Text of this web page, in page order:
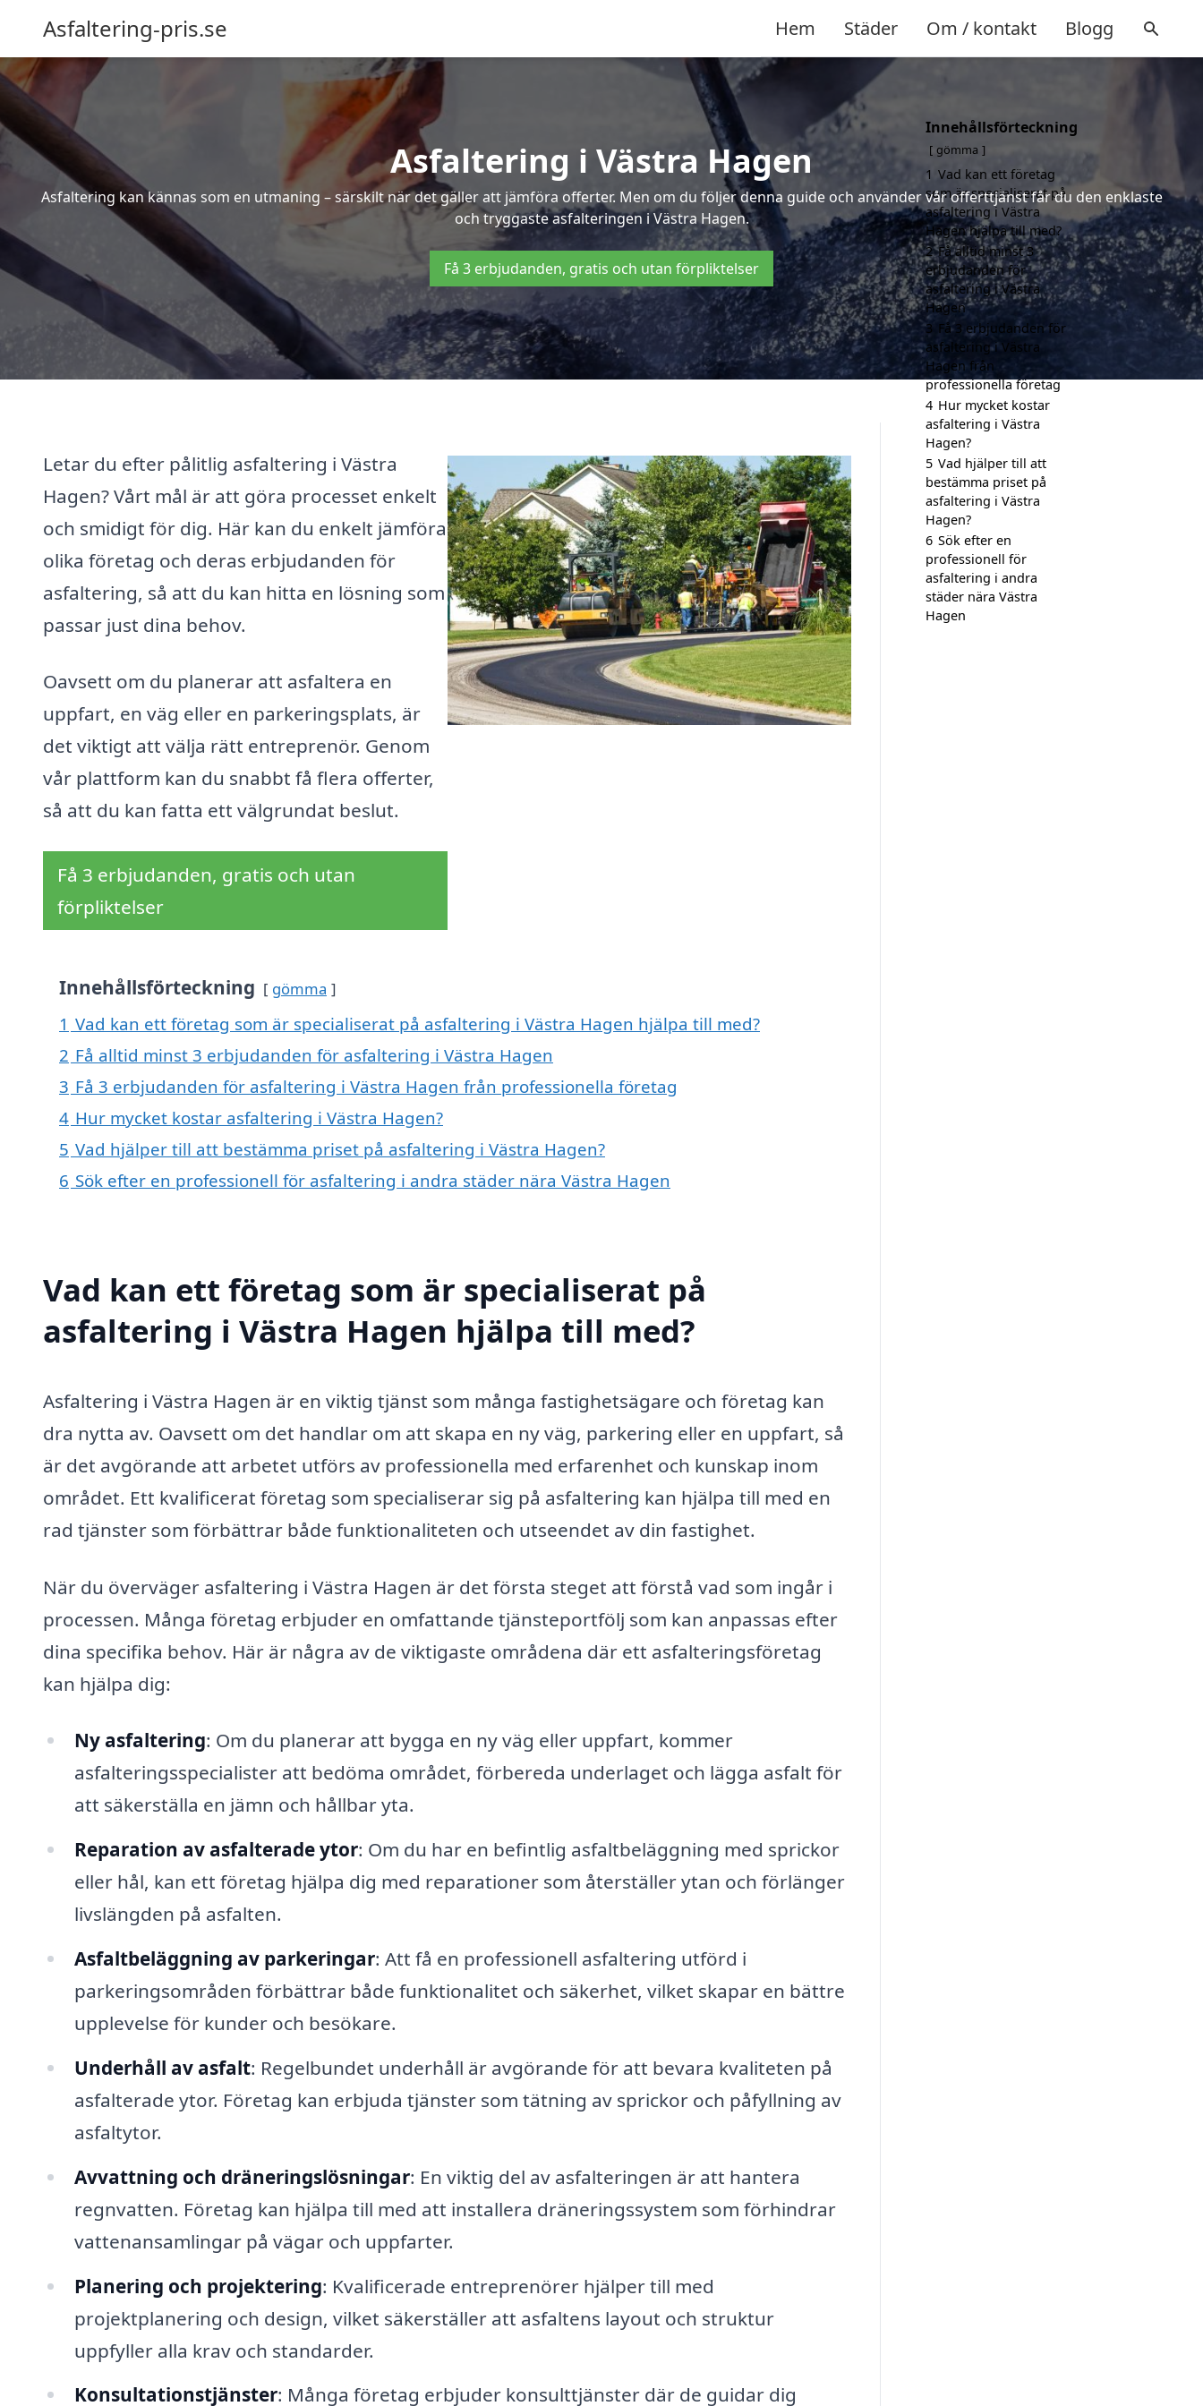
Asfaltering-pris.se Hem Städer Om / kontakt Blogg
Asfaltering i Västra Hagen
Asfaltering kan kännas som en utmaning – särskilt när det gäller att jämföra offerter. Men om du följer denna guide och använder vår offerttjänst får du den enklaste
och tryggaste asfalteringen i Västra Hagen.
Få 3 erbjudanden, gratis och utan förpliktelser
Letar du efter pålitlig asfaltering i Västra
Hagen? Vårt mål är att göra processet enkelt
och smidigt för dig. Här kan du enkelt jämföra
olika företag och deras erbjudanden för
asfaltering, så att du kan hitta en lösning som
passar just dina behov.
Oavsett om du planerar att asfaltera en
uppfart, en väg eller en parkeringsplats, är
det viktigt att välja rätt entreprenör. Genom
vår plattform kan du snabbt få flera offerter,
så att du kan fatta ett välgrundat beslut.
Få 3 erbjudanden, gratis och utan
förpliktelser
Innehållsförteckning gömma
1 Vad kan ett företag som är specialiserat på asfaltering i Västra Hagen hjälpa till med?
2 Få alltid minst 3 erbjudanden för asfaltering i Västra Hagen
3 Få 3 erbjudanden för asfaltering i Västra Hagen från professionella företag
4 Hur mycket kostar asfaltering i Västra Hagen?
5 Vad hjälper till att bestämma priset på asfaltering i Västra Hagen?
6 Sök efter en professionell för asfaltering i andra städer nära Västra Hagen
Vad kan ett företag som är specialiserat på
asfaltering i Västra Hagen hjälpa till med?
Asfaltering i Västra Hagen är en viktig tjänst som många fastighetsägare och företag kan
dra nytta av. Oavsett om det handlar om att skapa en ny väg, parkering eller en uppfart, så
är det avgörande att arbetet utförs av professionella med erfarenhet och kunskap inom
området. Ett kvalificerat företag som specialiserar sig på asfaltering kan hjälpa till med en
rad tjänster som förbättrar både funktionaliteten och utseendet av din fastighet.
När du överväger asfaltering i Västra Hagen är det första steget att förstå vad som ingår i
processen. Många företag erbjuder en omfattande tjänsteportfölj som kan anpassas efter
dina specifika behov. Här är några av de viktigaste områdena där ett asfalteringsföretag
kan hjälpa dig:
Ny asfaltering: Om du planerar att bygga en ny väg eller uppfart, kommer
asfalteringsspecialister att bedöma området, förbereda underlaget och lägga asfalt för
att säkerställa en jämn och hållbar yta.
Reparation av asfalterade ytor: Om du har en befintlig asfaltbeläggning med sprickor
eller hål, kan ett företag hjälpa dig med reparationer som återställer ytan och förlänger
livslängden på asfalten.
Asfaltbeläggning av parkeringar: Att få en professionell asfaltering utförd i
parkeringsområden förbättrar både funktionalitet och säkerhet, vilket skapar en bättre
upplevelse för kunder och besökare.
Underhåll av asfalt: Regelbundet underhåll är avgörande för att bevara kvaliteten på
asfalterade ytor. Företag kan erbjuda tjänster som tätning av sprickor och påfyllning av
asfaltytor.
Avvattning och dräneringslösningar: En viktig del av asfalteringen är att hantera
regnvatten. Företag kan hjälpa till med att installera dräneringssystem som förhindrar
vattenansamlingar på vägar och uppfarter.
Planering och projektering: Kvalificerade entreprenörer hjälper till med
projektplanering och design, vilket säkerställer att asfaltens layout och struktur
uppfyller alla krav och standarder.
Konsultationstjänster: Många företag erbjuder konsulttjänster där de guidar dig
Innehållsförteckning
gömma
1 Vad kan ett företag
som är specialiserat på
asfaltering i Västra
Hagen hjälpa till med?
2 Få alltid minst 3
erbjudanden för
asfaltering i Västra
Hagen
3 Få 3 erbjudanden för
asfaltering i Västra
Hagen från
professionella företag
4 Hur mycket kostar
asfaltering i Västra
Hagen?
5 Vad hjälper till att
bestämma priset på
asfaltering i Västra
Hagen?
6 Sök efter en
professionell för
asfaltering i andra
städer nära Västra
Hagen